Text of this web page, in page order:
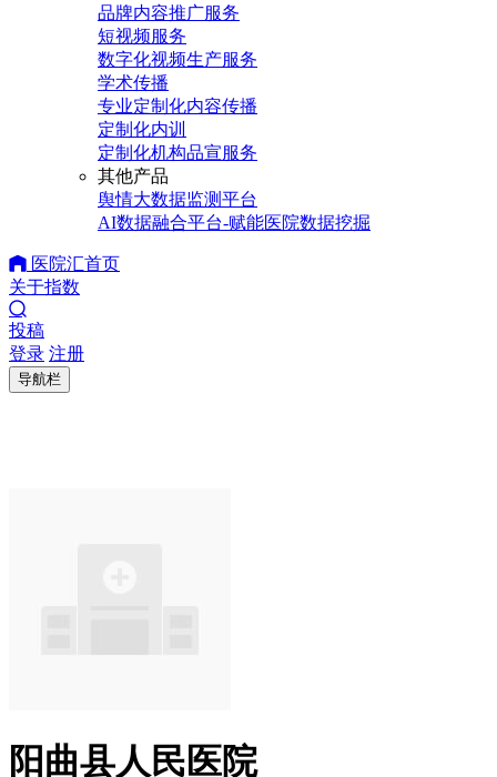
品牌内容推广服务
短视频服务
数字化视频生产服务
学术传播
专业定制化内容传播
定制化内训
定制化机构品宣服务
其他产品
舆情大数据监测平台
AI数据融合平台-赋能医院数据挖掘
医院汇首页
关于指数
投稿
登录 注册
导航栏
阳曲县人民医院